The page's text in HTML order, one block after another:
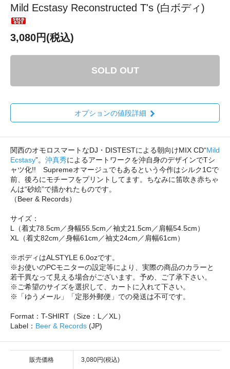
Mild Ecstasy Reconstructed T's (白ボディ)
3,080円(税込)
SOLD OUT
オプションの値段詳細
関西のオモロスマートなDJ・DISTESTによる朝向けMIX CD“Mild
Ecstasy”。 沖真秀によるアートワークを沖自身のデザインでTシ
ャツ化!! Supremeオマージュでもあるという今作はシルク1Cで
前、後ろにモチーフをプリントしてます。ちなみに笛吹き赤ちゃ
んは“砂絵”で描かれたものです。
（Beer & Records）
サイズ：
L（着丈78.5cm／身幅55.5cm／袖丈21.5cm／肩幅54.5cm）
XL（着丈82cm／身幅61cm／袖丈24cm／肩幅61cm）
※ボディはALSTYLE 6.0ozです。
※お使いのPCモニターの設定等により、実際の商品のカラーと
若干異なって見える場合がございます。予め、ご了承下さい。
※ご希望のサイズを選択して、カートに入れて下さい。
※「ゆうメール」「定形外郵便」での発送は不可です。
Format：T-SHIRT（Size：L／XL）
Label： Beer & Records (JP)
販売価格 3,080円(税込)